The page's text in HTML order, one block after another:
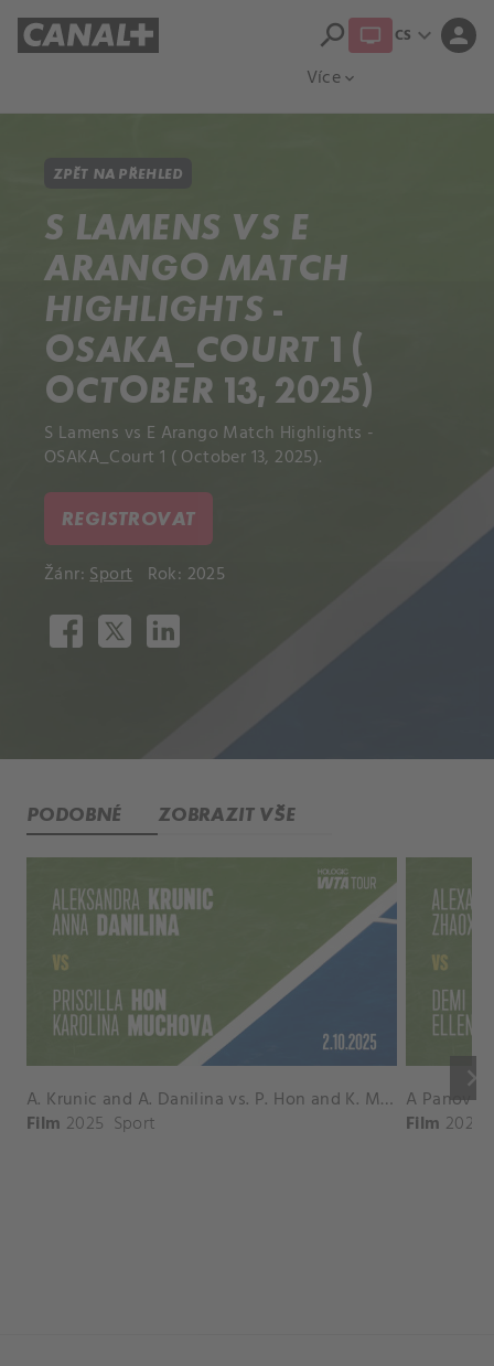
Více expand_more
search CS expand_more person
ZPĚT NA PŘEHLED
S LAMENS VS E
ARANGO MATCH
HIGHLIGHTS -
OSAKA_COURT 1 (
OCTOBER 13, 2025)
S Lamens vs E Arango Match Highlights -
OSAKA_Court 1 ( October 13, 2025).
REGISTROVAT
Žánr:Sport Rok: 2025
PODOBNÉ ZOBRAZIT VŠE
keyboard_arrow_right
A. Krunic and A. Danilina vs. P. Hon and K. Muchova Match Highlights - BEIJING_Capital Group Diamond ( October 02, 2025)
Film 2025 Sport Film 2026